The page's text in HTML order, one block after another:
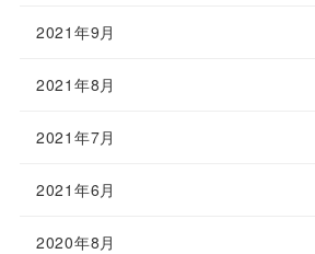
2021年9月
2021年8月
2021年7月
2021年6月
2020年8月